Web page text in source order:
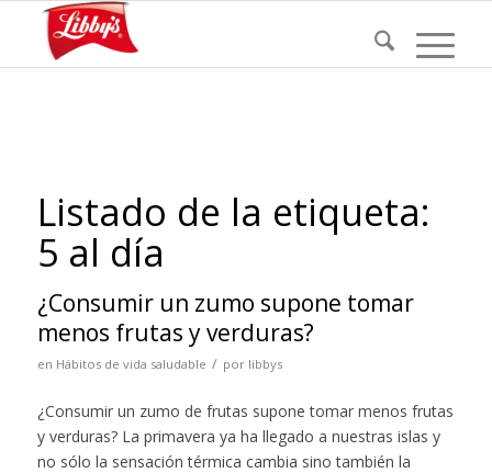
Listado de la etiqueta:
5 al día
¿Consumir un zumo supone tomar
menos frutas y verduras?
en Hábitos de vida saludable / por libbys
¿Consumir un zumo de frutas supone tomar menos frutas
y verduras? La primavera ya ha llegado a nuestras islas y
no sólo la sensación térmica cambia sino también la